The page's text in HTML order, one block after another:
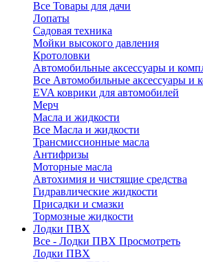
Все Товары для дачи
Лопаты
Садовая техника
Мойки высокого давления
Кротоловки
Автомобильные аксессуары и
Все Автомобильные аксессуары и
EVA коврики для автомобилей
Мерч
Масла и жидкости
Все Масла и жидкости
Трансмиссионные масла
Антифризы
Моторные масла
Автохимия и чистящие средства
Гидравлические жидкости
Присадки и смазки
Тормозные жидкости
Лодки ПВХ
Все - Лодки ПВХ Просмотреть
Лодки ПВХ